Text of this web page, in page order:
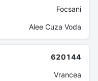
Focsani
Alee Cuza Voda
620144
Vrancea